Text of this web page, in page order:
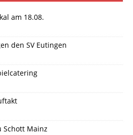
am 18.08.
den SV Eutingen
Schott Mainz